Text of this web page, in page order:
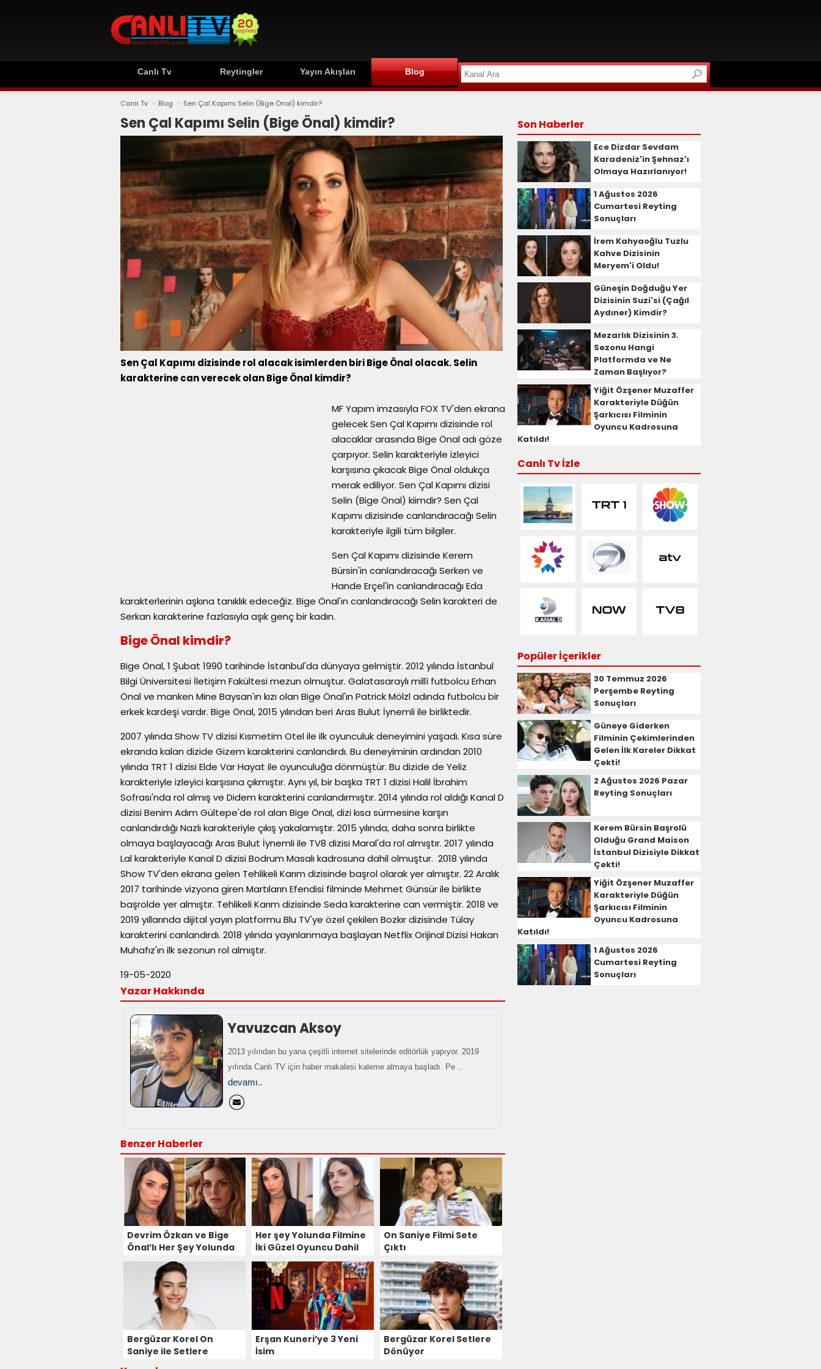
Canlı Tv Reytingler Yayın Akışları Blog
Canlı Tv ›› Blog ›› Sen Çal Kapımı Selin (Bige Önal) kimdir?
Sen Çal Kapımı Selin (Bige Önal) kimdir?
Sen Çal Kapımı dizisinde rol alacak isimlerden biri Bige Önal olacak. Selin
karakterine can verecek olan Bige Önal kimdir?
MF Yapım imzasıyla FOX TV'den ekrana
gelecek Sen Çal Kapımı dizisinde rol
alacaklar arasında Bige Önal adı göze
çarpıyor. Selin karakteriyle izleyici
karşısına çıkacak Bige Önal oldukça
merak ediliyor. Sen Çal Kapımı dizisi
Selin (Bige Önal) kiimdir? Sen Çal
Kapımı dizisinde canlandıracağı Selin
karakteriyle ilgili tüm bilgiler.
Sen Çal Kapımı dizisinde Kerem
Bürsin'in canlandıracağı Serken ve
Hande Erçel'in canlandıracağı Eda
karakterlerinin aşkına tanıklık edeceğiz. Bige Önal'ın canlandıracağı Selin karakteri de
Serkan karakterine fazlasıyla aşık genç bir kadın.
Bige Önal kimdir?
Bige Önal, 1 Şubat 1990 tarihinde İstanbul'da dünyaya gelmiştir. 2012 yılında İstanbul
Bilgi Üniversitesi İletişim Fakültesi mezun olmuştur. Galatasaraylı millî futbolcu Erhan
Önal ve manken Mine Baysan'ın kızı olan Bige Önal'ın Patrick Mölzl adında futbolcu bir
erkek kardeşi vardır. Bige Önal, 2015 yılından beri Aras Bulut İynemli ile birliktedir.
2007 yılında Show TV dizisi Kısmetim Otel ile ilk oyunculuk deneyimini yaşadı. Kısa süre
ekranda kalan dizide Gizem karakterini canlandırdı. Bu deneyiminin ardından 2010
yılında TRT 1 dizisi Elde Var Hayat ile oyunculuğa dönmüştür. Bu dizide de Yeliz
karakteriyle izleyici karşısına çıkmıştır. Aynı yıl, bir başka TRT 1 dizisi Halil İbrahim
Sofrası'nda rol almış ve Didem karakterini canlandırmıştır. 2014 yılında rol aldığı Kanal D
dizisi Benim Adım Gültepe'de rol alan Bige Önal, dizi kısa sürmesine karşın
canlandırdığı Nazlı karakteriyle çıkış yakalamıştır. 2015 yılında, daha sonra birlikte
olmaya başlayacağı Aras Bulut İynemli ile TV8 dizisi Maral'da rol almıştır. 2017 yılında
Lal karakteriyle Kanal D dizisi Bodrum Masalı kadrosuna dahil olmuştur. 2018 yılında
Show TV'den ekrana gelen Tehlikeli Karım dizisinde başrol olarak yer almıştır. 22 Aralık
2017 tarihinde vizyona giren Martıların Efendisi filminde Mehmet Günsür ile birlikte
başrolde yer almıştır. Tehlikeli Karım dizisinde Seda karakterine can vermiştir. 2018 ve
2019 yıllarında dijital yayın platformu Blu TV'ye özel çekilen Bozkır dizisinde Tülay
karakterini canlandırdı. 2018 yılında yayınlanmaya başlayan Netflix Orijinal Dizisi Hakan
Muhafız'ın ilk sezonun rol almıştır.
19-05-2020
Yazar Hakkında
Yavuzcan Aksoy
2013 yılından bu yana çeşitli internet sitelerinde editörlük yapıyor. 2019
yılında Canlı TV için haber makalesi kaleme almaya başladı. Pe ..
devamı..
Benzer Haberler
Devrim Özkan ve Bige
Önal’lı Her Şey Yolunda
Kadrosuna 4 Yeni
Sürpriz İsim!
Her şey Yolunda Filmine
İki Güzel Oyuncu Dahil
Oldu!
On Saniye Filmi Sete
Çıktı
Bergüzar Korel On
Saniye ile Setlere
Erşan Kuneri’ye 3 Yeni
İsim
Bergüzar Korel Setlere
Dönüyor
Son Haberler
Ece Dizdar Sevdam
Karadeniz'in Şehnaz'ı
Olmaya Hazırlanıyor!
1 Ağustos 2026
Cumartesi Reyting
Sonuçları
İrem Kahyaoğlu Tuzlu
Kahve Dizisinin
Meryem'i Oldu!
Güneşin Doğduğu Yer
Dizisinin Suzi'si (Çağıl
Aydıner) Kimdir?
Mezarlık Dizisinin 3.
Sezonu Hangi
Platformda ve Ne
Zaman Başlıyor?
Yiğit Özşener Muzaffer
Karakteriyle Düğün
Şarkıcısı Filminin
Oyuncu Kadrosuna
Katıldı!
Canlı Tv İzle
Popüler İçerikler
30 Temmuz 2026
Perşembe Reyting
Sonuçları
Güneye Giderken
Filminin Çekimlerinden
Gelen İlk Kareler Dikkat
Çekti!
2 Ağustos 2026 Pazar
Reyting Sonuçları
Kerem Bürsin Başrolü
Olduğu Grand Maison
İstanbul Dizisiyle Dikkat
Çekti!
Yiğit Özşener Muzaffer
Karakteriyle Düğün
Şarkıcısı Filminin
Oyuncu Kadrosuna
Katıldı!
1 Ağustos 2026
Cumartesi Reyting
Sonuçları